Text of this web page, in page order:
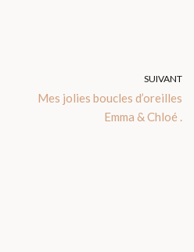
SUIVANT
Mes jolies boucles d’oreilles
Emma & Chloé .